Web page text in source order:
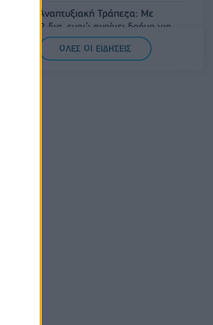
Ελληνική Αναπτυξιακή Τράπεζα: Με
«προίκα» 2 δισ. ευρώ ανοίγει δρόμο για
δάνεια έως 5 δισ. σε μικρομεσαίες
08/08/2026 - 11:22
ΟΛΕΣ ΟΙ ΕΙΔΗΣΕΙΣ